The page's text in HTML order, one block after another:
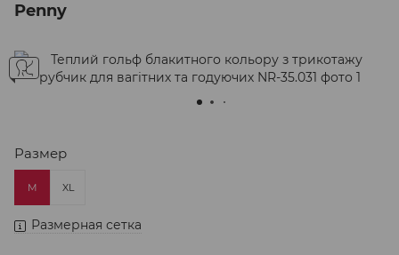
Penny
Размер
M XL
Размерная сетка